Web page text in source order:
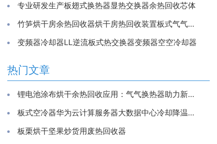
专业研发生产板翅式换热器显热交换器余热回收芯体
竹笋烘干房余热回收器烘干房热回收装置板式气气换热器工厂
变频器冷却器LL逆流板式热交换器变频器空空冷却器
热门文章
锂电池涂布烘干余热回收应用：气气换热器助力新能源生产节能降耗
板式空冷器华为云计算服务器大数据中心冷却降温换散热装置制冷藏库房系统冷能量回收器
板栗烘干坚果炒货用废热回收器